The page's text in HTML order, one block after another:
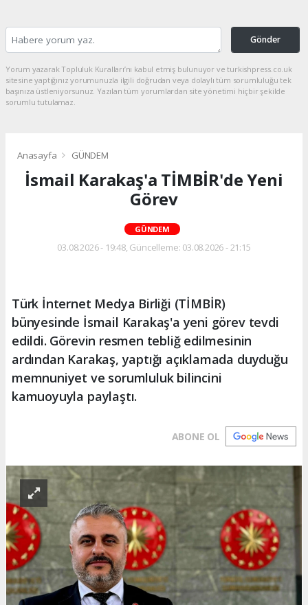
Gönder
Yorum yazarak Topluluk Kuralları’nı kabul etmiş bulunuyor ve turkishpress.co.uk
sitesine yaptığınız yorumunuzla ilgili doğrudan veya dolaylı tüm sorumluluğu tek
başınıza üstleniyorsunuz. Yazılan tüm yorumlardan site yönetimi hiçbir şekilde
sorumlu tutulamaz.
Anasayfa GÜNDEM
İsmail Karakaş'a TİMBİR'de Yeni
Görev
GÜNDEM
03.08.2026 - 19:48, Güncelleme: 03.08.2026 - 21:15
Türk İnternet Medya Birliği (TİMBİR)
bünyesinde İsmail Karakaş'a yeni görev tevdi
edildi. Görevin resmen tebliğ edilmesinin
ardından Karakaş, yaptığı açıklamada duyduğu
memnuniyet ve sorumluluk bilincini
kamuoyuyla paylaştı.
ABONE OL